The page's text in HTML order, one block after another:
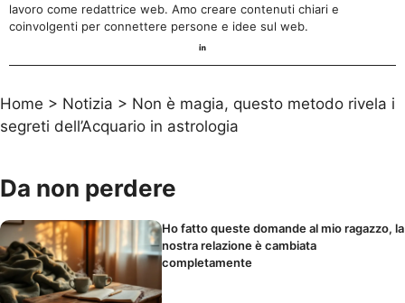
lavoro come redattrice web. Amo creare contenuti chiari e
coinvolgenti per connettere persone e idee sul web.
Home > Notizia > Non è magia, questo metodo rivela i
segreti dell’Acquario in astrologia
Da non perdere
Ho fatto queste domande al mio ragazzo, la
nostra relazione è cambiata
completamente